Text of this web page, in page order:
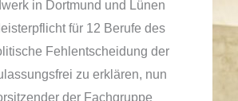
in Dortmund und Lünen
für 12 Berufe des
Fehlentscheidung der
zu erklären, nun
der Fachgruppe